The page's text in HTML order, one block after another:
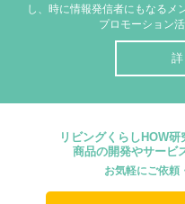
し、時に情報発信者にもなるメ
プロモーション
リビングくらしHOW
商品の開発やサービ
お気軽にご依頼